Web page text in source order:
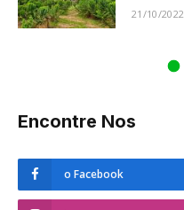
21/10/2022
Encontre Nos
o Facebook